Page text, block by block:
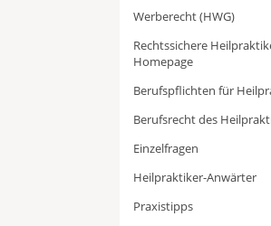
Werberecht (HWG)
Rechtssichere
Homepage
Berufspflichten für
Berufsrecht des
Einzelfragen
Heilpraktiker-Anwärter
Praxistipps